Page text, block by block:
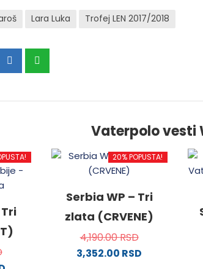
Lara Luka Trofej LEN 2017/2018
Vaterpolo vesti
20% POPUSTA!
Serbia WP – Tri
zlata (CRVENE)
4,190.00RSD
3,352.00 RSD